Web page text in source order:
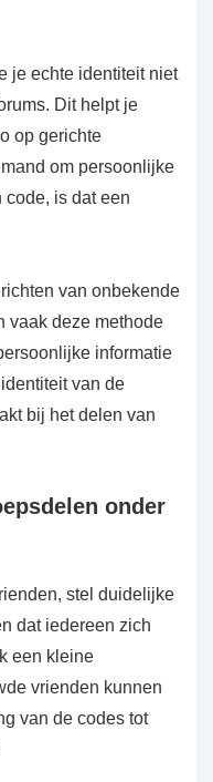
je echte identiteit niet
Dit helpt je
op gerichte
om persoonlijke
code, is dat een
van onbekende
vaak deze methode
informatie
van de
bij het delen van
onder
stel duidelijke
dat iedereen zich
een kleine
vrienden kunnen
van de codes tot